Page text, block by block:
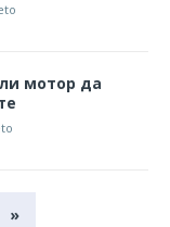
мотор да
»